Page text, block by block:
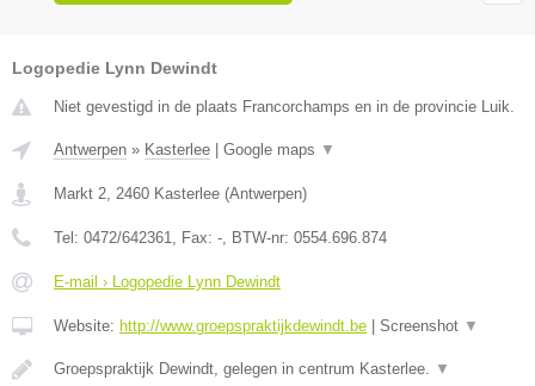
Logopedie Lynn Dewindt
Niet gevestigd in de plaats Francorchamps en in de provincie Luik.
Antwerpen » Kasterlee | Google maps ▼
Markt 2 2460 Kasterlee (Antwerpen)
Tel: 0472/642361 , Fax: - , BTW-nr: 0554.696.874
E-mail › Logopedie Lynn Dewindt
Website: http://www.groepspraktijkdewindt.be | Screenshot ▼
Groepspraktijk Dewindt, gelegen in centrum Kasterlee. ▼